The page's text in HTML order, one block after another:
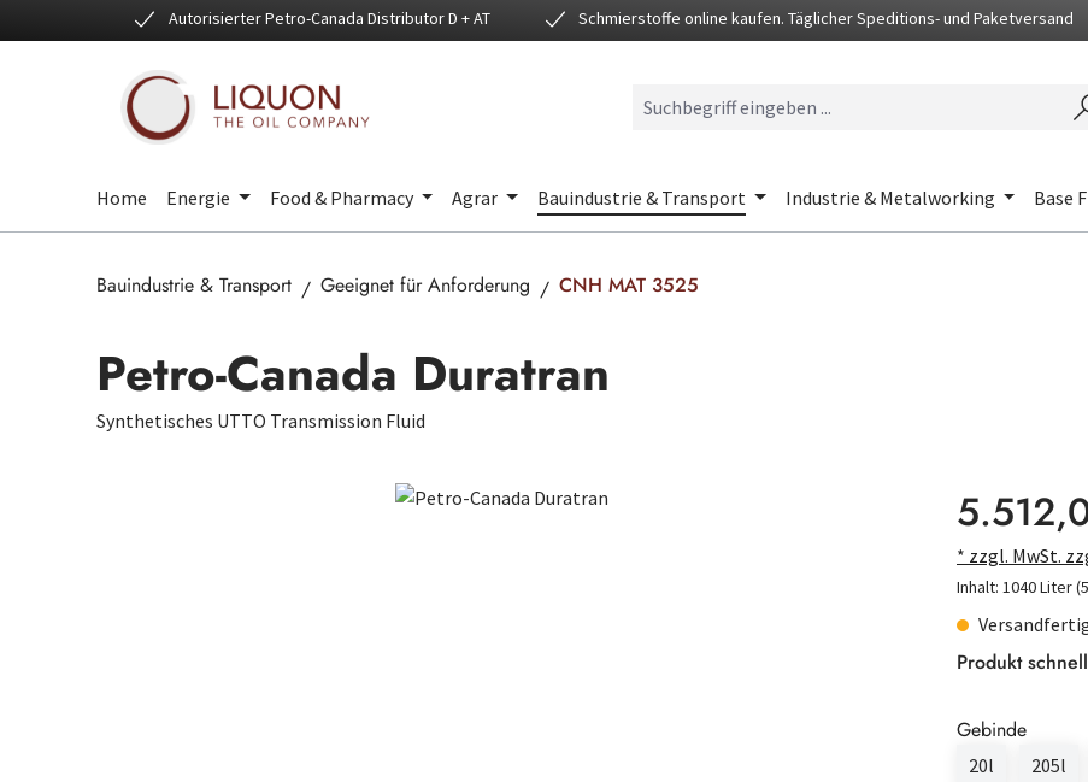
Hauptinhalt springen
Zur Suche springen
Zur Hauptnavigation springenAutorisierter Petro-Canada Distributor D + AT Schmierstoffe online kaufen. Täglicher Speditions- und Paketversand
Home Energie Food & Pharmacy Agrar Bauindustrie & Transport Industrie & Metalworking Base
Bauindustrie & Transport Geeignet für Anforderung CNH MAT 3525
Petro-Canada Duratran
Synthetisches UTTO Transmission Fluid
Regulärer Preis:
* zzgl. MwSt.
Inhalt: 1040 Liter
Produkt
Gebinde
20l 205l